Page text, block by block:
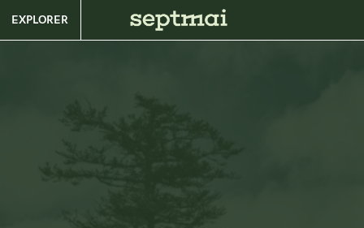
EXPLORER